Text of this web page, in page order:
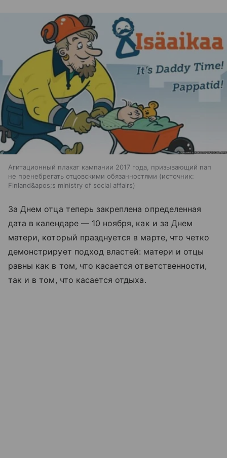
Агитационный плакат кампании 2017 года, призывающий пап
не пренебрегать отцовскими обязанностями
источник:
Finland&apos;s ministry of social affairs
За Днем отца теперь закреплена определенная
дата в календаре — 10 ноября, как и за Днем
матери, который празднуется в марте, что четко
демонстрирует подход властей: матери и отцы
равны как в том, что касается ответственности,
так и в том, что касается отдыха.